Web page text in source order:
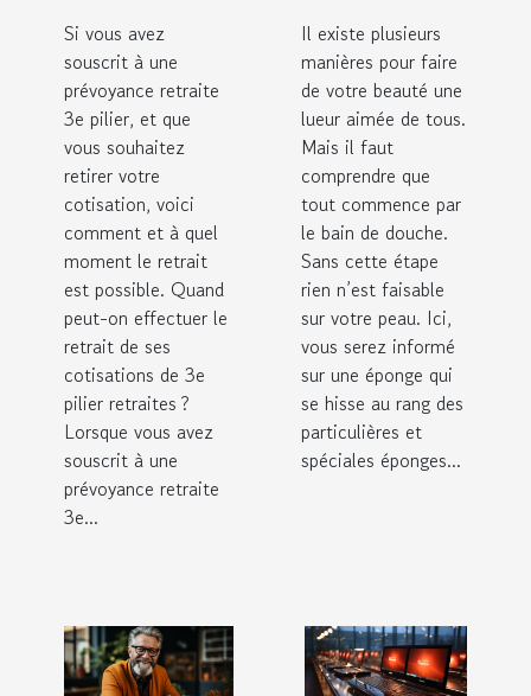
de trois
piliers ?
Si vous avez
souscrit à une
prévoyance retraite
3e pilier, et que
vous souhaitez
retirer votre
cotisation, voici
comment et à quel
moment le retrait
est possible. Quand
peut-on effectuer le
retrait de ses
cotisations de 3e
pilier retraites ?
Lorsque vous avez
souscrit à une
prévoyance retraite
3e...
Il existe plusieurs
manières pour faire
de votre beauté une
lueur aimée de tous.
Mais il faut
comprendre que
tout commence par
le bain de douche.
Sans cette étape
rien n’est faisable
sur votre peau. Ici,
vous serez informé
sur une éponge qui
se hisse au rang des
particulières et
spéciales éponges...